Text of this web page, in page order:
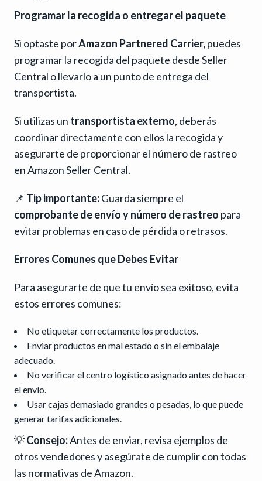
Programar la recogida o entregar el paquete
Si optaste porAmazon Partnered Carrier,puedes
programar la recogida del paquete desde Seller
Central o llevarlo a un punto de entrega del
transportista.
Si utilizas un transportista externo, deberás
coordinar directamente con ellos la recogida y
asegurarte de proporcionar el número de rastreo
en Amazon Seller Central.
📌 Tip importante:Guarda siempre el
comprobante de envío y número de rastreo para
evitar problemas en caso de pérdida o retrasos.
Errores Comunes que Debes Evitar
Para asegurarte de que tu envío sea exitoso, evita
estos errores comunes:
No etiquetar correctamente los productos.
Enviar productos en mal estado o sin el embalaje
adecuado.
No verificar el centro logístico asignado antes de hacer
el envío.
Usar cajas demasiado grandes o pesadas, lo que puede
generar tarifas adicionales.
💡Consejo:Antes de enviar, revisa ejemplos de
otros vendedores y asegúrate de cumplir con todas
las normativas de Amazon.